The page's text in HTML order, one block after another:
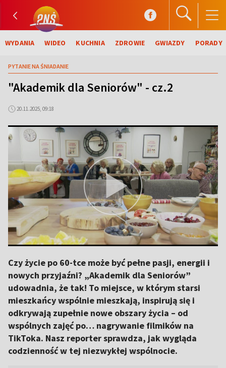
WYDANIA WIDEO KUCHNIA ZDROWIE GWIAZDY PORADY
PYTANIE NA ŚNIADANIE
"Akademik dla Seniorów" - cz.2
20.11.2025, 09:18
Czy życie po 60-tce może być pełne pasji, energii i
nowych przyjaźni? „Akademik dla Seniorów”
udowadnia, że tak! To miejsce, w którym starsi
mieszkańcy wspólnie mieszkają, inspirują się i
odkrywają zupełnie nowe obszary życia – od
wspólnych zajęć po… nagrywanie filmików na
TikToka. Nasz reporter sprawdza, jak wygląda
codzienność w tej niezwykłej wspólnocie.